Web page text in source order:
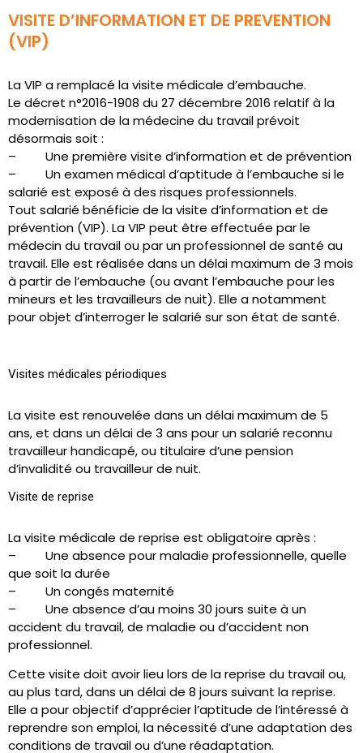
VISITE D’INFORMATION ET DE PREVENTION
(VIP)
La VIP a remplacé la visite médicale d’embauche.
Le décret n°2016-1908 du 27 décembre 2016 relatif à la
modernisation de la médecine du travail prévoit
désormais soit :
– Une première visite d’information et de prévention
– Un examen médical d’aptitude à l’embauche si le
salarié est exposé à des risques professionnels.
Tout salarié bénéficie de la visite d’information et de
prévention (VIP). La VIP peut être effectuée par le
médecin du travail ou par un professionnel de santé au
travail. Elle est réalisée dans un délai maximum de 3 mois
à partir de l’embauche (ou avant l’embauche pour les
mineurs et les travailleurs de nuit). Elle a notamment
pour objet d’interroger le salarié sur son état de santé.
Visites médicales périodiques
La visite est renouvelée dans un délai maximum de 5
ans, et dans un délai de 3 ans pour un salarié reconnu
travailleur handicapé, ou titulaire d’une pension
d’invalidité ou travailleur de nuit.
Visite de reprise
La visite médicale de reprise est obligatoire après :
– Une absence pour maladie professionnelle, quelle
que soit la durée
– Un congés maternité
– Une absence d’au moins 30 jours suite à un
accident du travail, de maladie ou d’accident non
professionnel.
Cette visite doit avoir lieu lors de la reprise du travail ou,
au plus tard, dans un délai de 8 jours suivant la reprise.
Elle a pour objectif d’apprécier l’aptitude de l’intéressé à
reprendre son emploi, la nécessité d’une adaptation des
conditions de travail ou d’une réadaptation.